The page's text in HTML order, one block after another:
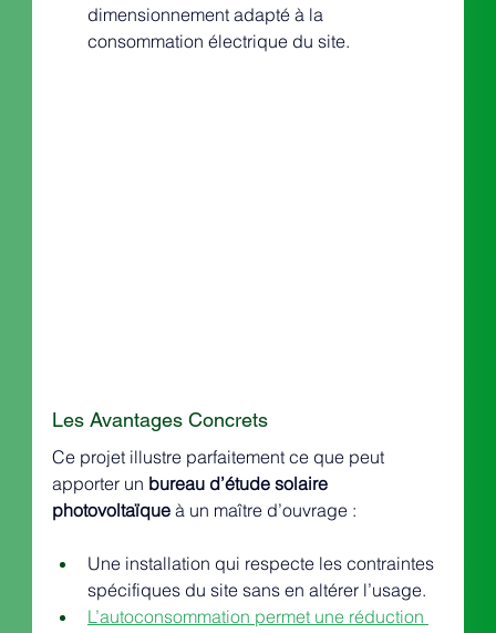
dimensionnement adapté à la
consommation électrique du site.
Les Avantages Concrets
Ce projet illustre parfaitement ce que peut
apporter un bureau d’étude solaire
photovoltaïque à un maître d’ouvrage :
Une installation qui respecte les contraintes
spécifiques du site sans en altérer l’usage.
L’autoconsommation permet une réduction